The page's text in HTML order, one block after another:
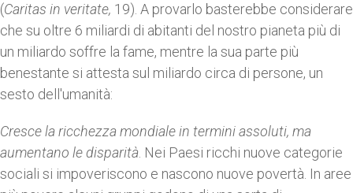
(Caritas in veritate, 19). A provarlo basterebbe considerare
che su oltre 6 miliardi di abitanti del nostro pianeta più di
un miliardo soffre la fame, mentre la sua parte più
benestante si attesta sul miliardo circa di persone, un
sesto dell'umanità:
Cresce la ricchezza mondiale in termini assoluti, ma
aumentano le disparità . Nei Paesi ricchi nuove categorie
sociali si impoveriscono e nascono nuove povertà. In aree